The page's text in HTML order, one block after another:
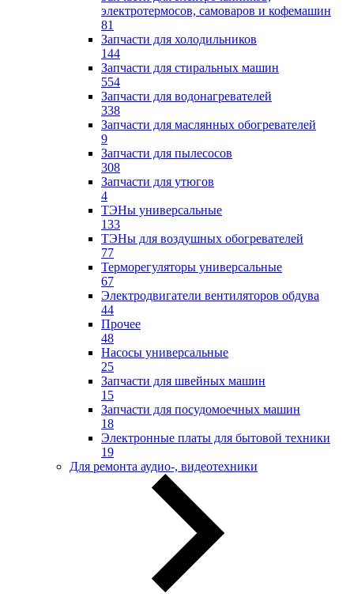
электротермосов, самоваров и кофемашин
81
Запчасти для холодильников
144
Запчасти для стиральных машин
554
Запчасти для водонагревателей
338
Запчасти для маслянных обогревателей
9
Запчасти для пылесосов
308
Запчасти для утюгов
4
ТЭНы универсальные
133
ТЭНы для воздушных обогревателей
77
Терморегуляторы универсальные
67
Электродвигатели вентиляторов обдува
44
Прочее
48
Насосы универсальные
25
Запчасти для швейных машин
15
Запчасти для посудомоечных машин
18
Электронные платы для бытовой техники
19
Для ремонта аудио-, видеотехники